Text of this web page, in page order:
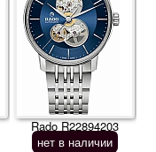
Rado R22894203
нет в наличии